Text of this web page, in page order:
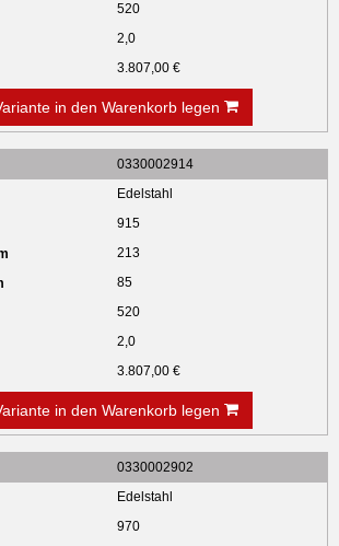
520
2,0
3.807,00 €
in den Warenkorb legen
0330002914
Edelstahl
915
213
85
520
2,0
3.807,00 €
in den Warenkorb legen
0330002902
Edelstahl
970